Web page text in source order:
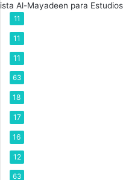
11
11
11
63
18
17
16
12
63